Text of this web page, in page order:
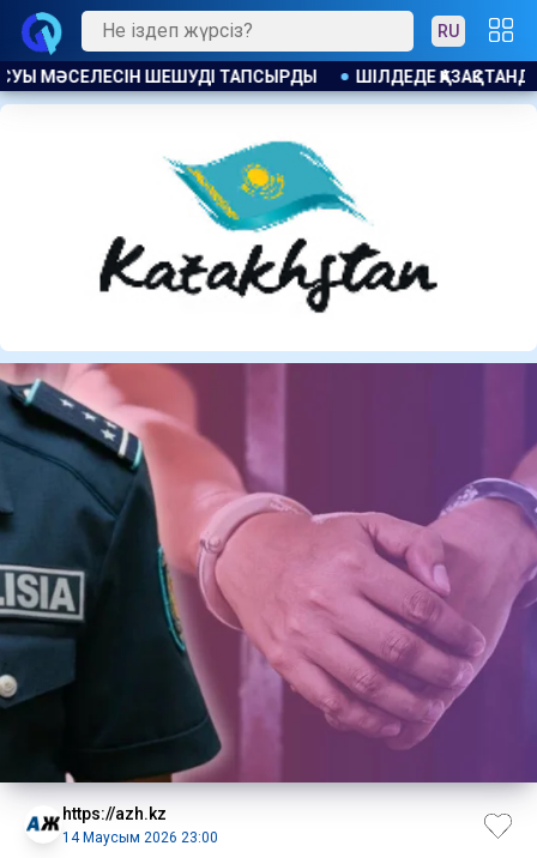
RU
104 МЫҢНАН АСТАМ БОС ЖҰМЫС ОРНЫ
https://azh.kz
14 Маусым 2026 23:00